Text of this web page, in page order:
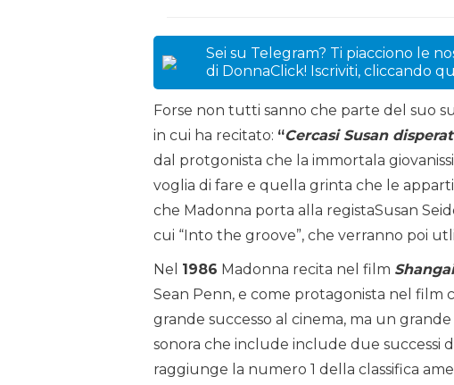
Sei su Telegram? Ti piacciono le
di DonnaClick! Iscriviti, cliccando
Forse non tutti sanno che parte del suo
in cui ha recitato: “Cercasi Susan
dal protgonista che la immortala
voglia di fare e quella grinta che le
che Madonna porta alla registaSusan
cui “Into the groove”, che verranno poi
Nel 1986 Madonna recita nel film
Sean Penn, e come protagonista nel film
grande successo al cinema, ma un
sonora che include include due successi
raggiunge la numero 1 della classifica